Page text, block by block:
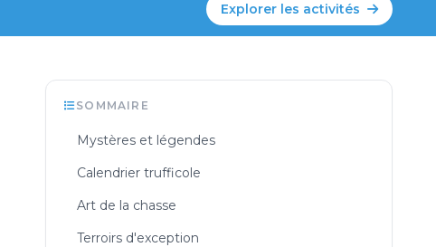
Explorer les activités
SOMMAIRE
Mystères et légendes
Calendrier trufficole
Art de la chasse
Terroirs d'exception